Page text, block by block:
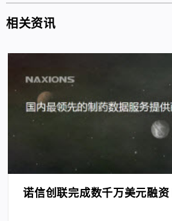
相关资讯
诺信创联完成数千万美元融